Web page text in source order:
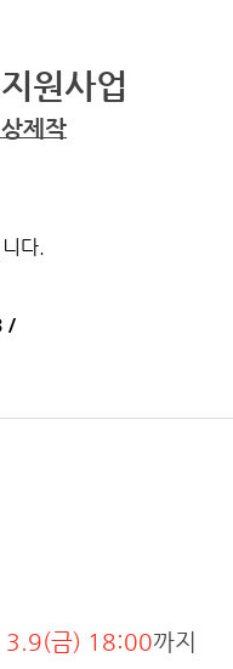
원사업
제작
다.
/
3.9(금) 18:00까지